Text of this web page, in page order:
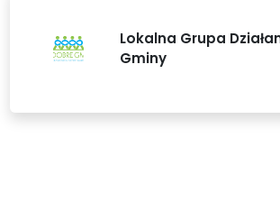
Lokalna Grupa
Gminy